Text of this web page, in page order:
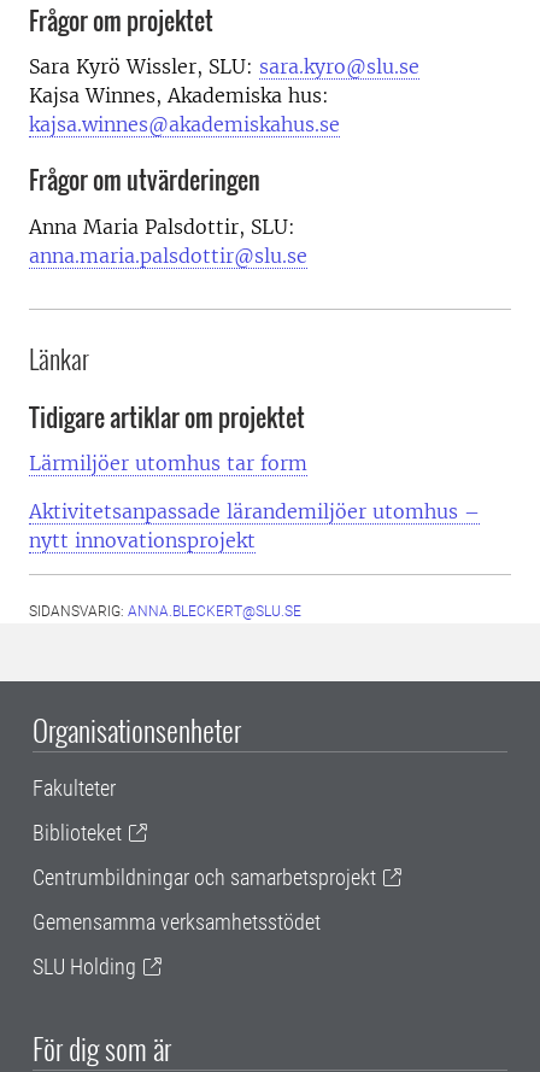
Frågor om projektet
Sara Kyrö Wissler, SLU: sara.kyro@slu.se
Kajsa Winnes, Akademiska hus:
kajsa.winnes@akademiskahus.se
Frågor om utvärderingen
Anna Maria Palsdottir, SLU:
anna.maria.palsdottir@slu.se
Länkar
Tidigare artiklar om projektet
Lärmiljöer utomhus tar form
Aktivitetsanpassade lärandemiljöer utomhus –
nytt innovationsprojekt
SIDANSVARIG: ANNA.BLECKERT@SLU.SE
Organisationsenheter
Fakulteter
Biblioteket
Centrumbildningar och samarbetsprojekt
Gemensamma verksamhetsstödet
SLU Holding
För dig som är